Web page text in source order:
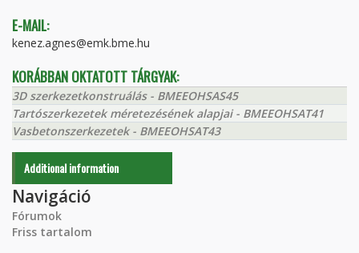
E-MAIL:
kenez.agnes@emk.bme.hu
KORÁBBAN OKTATOTT TÁRGYAK:
3D szerkezetkonstruálás - BMEEOHSAS45
Tartószerkezetek méretezésének alapjai - BMEEOHSAT41
Vasbetonszerkezetek - BMEEOHSAT43
Additional information
Navigáció
Fórumok
Friss tartalom